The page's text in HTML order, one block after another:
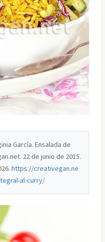
García. Ensalada de
22 de junio de 2015.
.https://creativegan.ne
al-curry/